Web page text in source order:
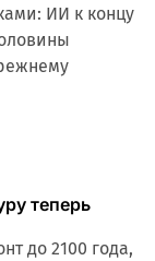
ИИ к концу
теперь
до 2100 года,